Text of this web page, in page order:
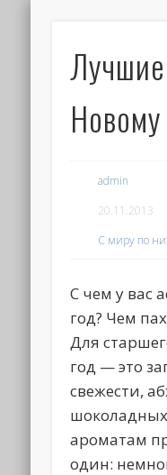
admin
20.11.2013
С миру по
С чем у вас
год? Чем
Для
год — это
свежести,
ароматам
один: